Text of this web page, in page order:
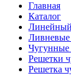
Главная
Каталог
Линейный
Ливневые
Чугунные
Решетки
Решетка